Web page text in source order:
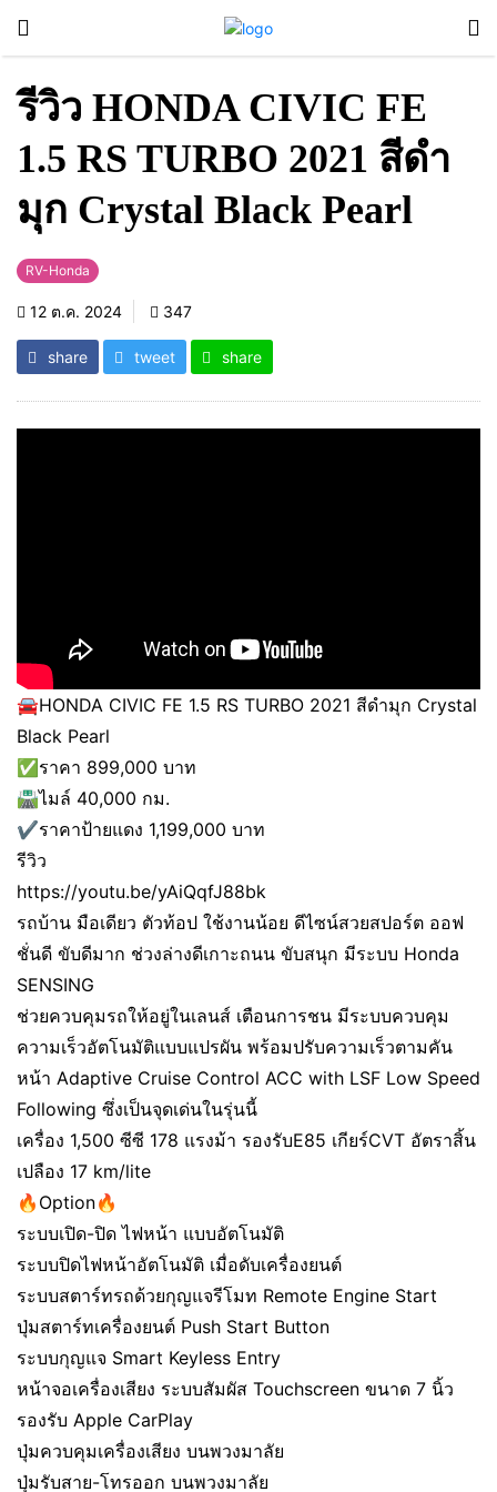
รีวิว HONDA CIVIC FE
1.5 RS TURBO 2021 สีดำ
มุก Crystal Black Pearl
RV-Honda
12 ต.ค. 2024 347
share tweet share
🚘HONDA CIVIC FE 1.5 RS TURBO 2021 สีดำมุก Crystal
Black Pearl
✅ราคา 899,000 บาท
🛣️ไมล์ 40,000 กม.
✔️ราคาป้ายแดง 1,199,000 บาท
รีวิว
https://youtu.be/yAiQqfJ88bk
รถบ้าน มือเดียว ตัวท้อป ใช้งานน้อย ดีไซน์สวยสปอร์ต ออฟ
ชั่นดี ขับดีมาก ช่วงล่างดีเกาะถนน ขับสนุก มีระบบ Honda
SENSING
ช่วยควบคุมรถให้อยู่ในเลนส์ เตือนการชน มีระบบควบคุม
ความเร็วอัตโนมัติแบบแปรผัน พร้อมปรับความเร็วตามคัน
หน้า Adaptive Cruise Control ACC with LSF Low Speed
Following ซึ่งเป็นจุดเด่นในรุ่นนี้
เครื่อง 1,500 ซีซี 178 แรงม้า รองรับE85 เกียร์CVT อัตราสิ้น
เปลือง 17 km/lite
🔥Option🔥
ระบบเปิด-ปิด ไฟหน้า แบบอัตโนมัติ
ระบบปิดไฟหน้าอัตโนมัติ เมื่อดับเครื่องยนต์
ระบบสตาร์ทรถด้วยกุญแจรีโมท Remote Engine Start
ปุ่มสตาร์ทเครื่องยนต์ Push Start Button
ระบบกุญแจ Smart Keyless Entry
หน้าจอเครื่องเสียง ระบบสัมผัส Touchscreen ขนาด 7 นิ้ว
รองรับ Apple CarPlay
ปุ่มควบคุมเครื่องเสียง บนพวงมาลัย
ปุ่มรับสาย-โทรออก บนพวงมาลัย